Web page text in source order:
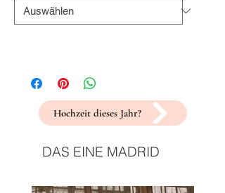
Hochzeit dieses Jahr?
DAS EINE MADRID